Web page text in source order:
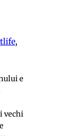
,
e
vechi